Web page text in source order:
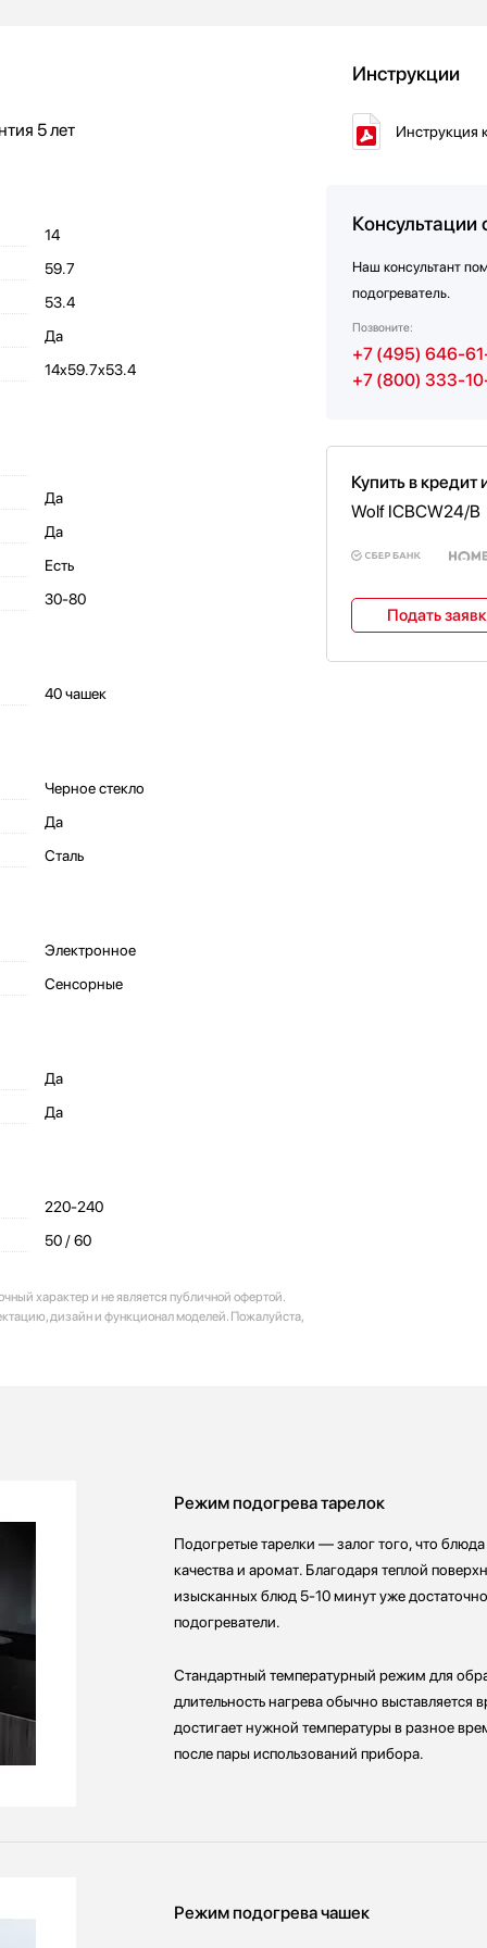
5 лет
14
59.7
53.4
Да
14x59.7x53.4
Да
Да
Есть
30-80
40 чашек
Черное стекло
Да
Сталь
Электронное
Сенсорные
Да
Да
220-240
50 / 60
характер и не является публичной офертой.
дизайн и функционал моделей. Пожалуйста,
Инструкции
Инструкция
Консультации
Наш консультант
подогреватель.
Позвоните:
+7 (495) 646-
+7 (800) 333-
Купить в кредит
Wolf ICBCW24/B
Подать
Режим подогрева тарелок
Подогретые тарелки — залог того, что
качества и аромат. Благодаря теплой
изысканных блюд 5-10 минут уже
подогреватели.
Стандартный температурный режим для
длительность нагрева обычно
достигает нужной температуры в разное
после пары использований прибора.
Режим подогрева чашек